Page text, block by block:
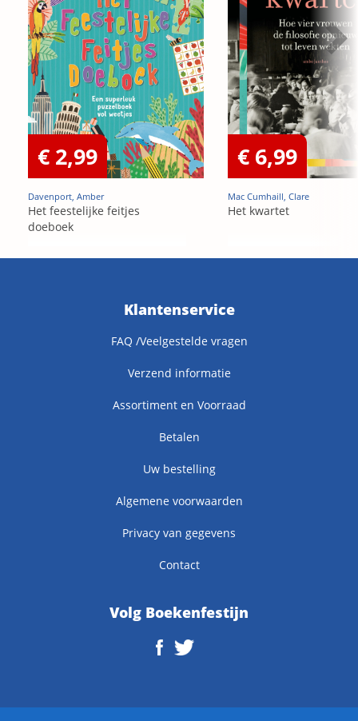
€ 2,99
Davenport, Amber
Het feestelijke feitjes
doeboek
€ 6,99
Mac Cumhaill, Clare
Het kwartet
Klantenservice
FAQ /Veelgestelde vragen
Verzend informatie
Assortiment en Voorraad
Betalen
Uw bestelling
Algemene voorwaarden
Privacy van gegevens
Contact
Volg Boekenfestijn